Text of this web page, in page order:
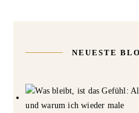
NEUESTE